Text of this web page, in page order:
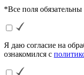
*Все поля
Я даю согласие на
ознакомился с